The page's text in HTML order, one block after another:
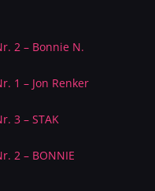
2 – Bonnie N.
1 – Jon Renker
3 – STAK
2 – BONNIE